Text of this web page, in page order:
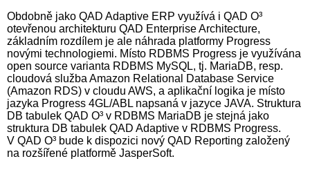
Obdobně jako QAD Adaptive ERP využívá i QAD O³
otevřenou architekturu QAD Enterprise Architecture,
základním rozdílem je ale náhrada platformy Progress
novými technologiemi. Místo RDBMS Progress je využívána
open source varianta RDBMS MySQL, tj. MariaDB, resp.
cloudová služba Amazon Relational Database Service
(Amazon RDS) v cloudu AWS, a aplikační logika je místo
jazyka Progress 4GL/ABL napsaná v jazyce JAVA. Struktura
DB tabulek QAD O³ v RDBMS MariaDB je stejná jako
struktura DB tabulek QAD Adaptive v RDBMS Progress.
V QAD O³ bude k dispozici nový QAD Reporting založený
na rozšířené platformě JasperSoft.